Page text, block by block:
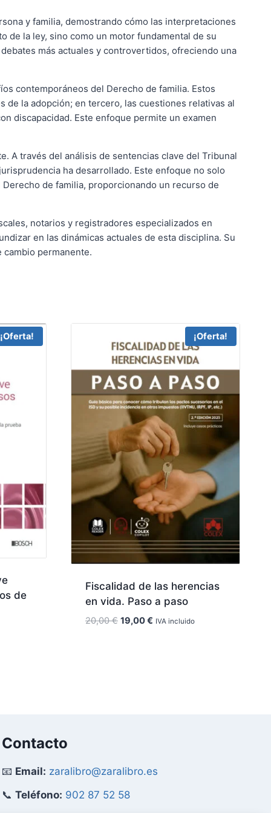
y familia, demostrando cómo las interpretaciones
de la ley, sino como un motor fundamental de su
más actuales y controvertidos, ofreciendo una
contemporáneos del Derecho de familia. Estos
de la adopción; en tercero, las cuestiones relativas al
discapacidad. Este enfoque permite un examen
A través del análisis de sentencias clave del Tribunal
ha desarrollado. Este enfoque no solo
de familia, proporcionando un recurso de
notarios y registradores especializados en
en las dinámicas actuales de esta disciplina. Su
permanente.
¡Oferta!
de
¡Oferta!
Fiscalidad de las herencias
en vida. Paso a paso
20,00€ El
19,00€ El
IVA incluido
Contacto
📧 Email: zaralibro@zaralibro.es
📞 Teléfono: 902 87 52 58